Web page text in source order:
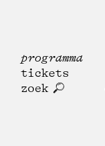
programma
tickets
zoek